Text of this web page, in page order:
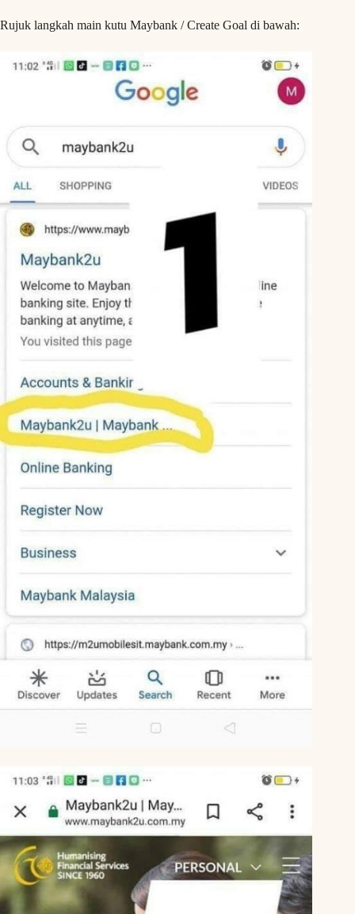
Rujuk langkah main kutu Maybank / Create Goal di bawah: